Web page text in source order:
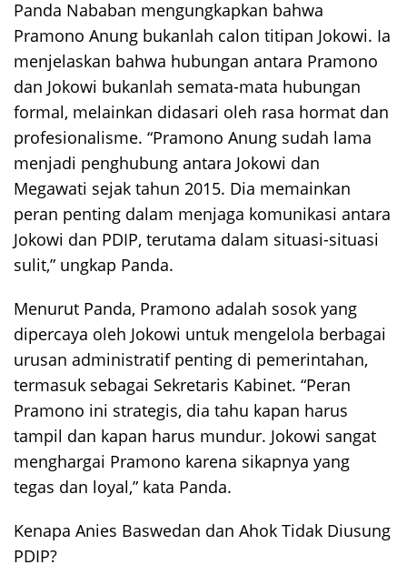
Panda Nababan mengungkapkan bahwa
Pramono Anung bukanlah calon titipan Jokowi. Ia
menjelaskan bahwa hubungan antara Pramono
dan Jokowi bukanlah semata-mata hubungan
formal, melainkan didasari oleh rasa hormat dan
profesionalisme. “Pramono Anung sudah lama
menjadi penghubung antara Jokowi dan
Megawati sejak tahun 2015. Dia memainkan
peran penting dalam menjaga komunikasi antara
Jokowi dan PDIP, terutama dalam situasi-situasi
sulit,” ungkap Panda.
Menurut Panda, Pramono adalah sosok yang
dipercaya oleh Jokowi untuk mengelola berbagai
urusan administratif penting di pemerintahan,
termasuk sebagai Sekretaris Kabinet. “Peran
Pramono ini strategis, dia tahu kapan harus
tampil dan kapan harus mundur. Jokowi sangat
menghargai Pramono karena sikapnya yang
tegas dan loyal,” kata Panda.
Kenapa Anies Baswedan dan Ahok Tidak Diusung
PDIP?